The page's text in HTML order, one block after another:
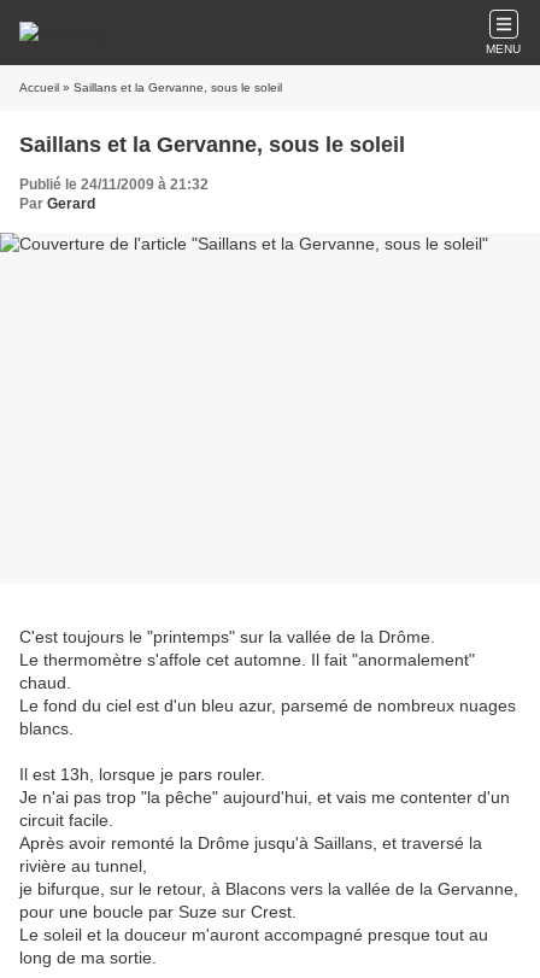
MENU
Accueil » Saillans et la Gervanne, sous le soleil
Saillans et la Gervanne, sous le soleil
Publié le 24/11/2009 à 21:32
Par Gerard
C'est toujours le "printemps" sur la vallée de la Drôme.
Le thermomètre s'affole cet automne. Il fait "anormalement"
chaud.
Le fond du ciel est d'un bleu azur, parsemé de nombreux nuages
blancs.
Il est 13h, lorsque je pars rouler.
Je n'ai pas trop "la pêche" aujourd'hui, et vais me contenter d'un
circuit facile.
Après avoir remonté la Drôme jusqu'à Saillans, et traversé la
rivière au tunnel,
je bifurque, sur le retour, à Blacons vers la vallée de la Gervanne,
pour une boucle par Suze sur Crest.
Le soleil et la douceur m'auront accompagné presque tout au
long de ma sortie.